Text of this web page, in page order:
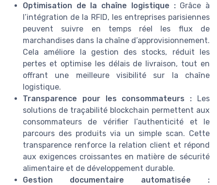
Optimisation de la chaîne logistique :Grâce à
l’intégration de la RFID, les entreprises parisiennes
peuvent suivre en temps réel les flux de
marchandises dans la chaîne d’approvisionnement.
Cela améliore la gestion des stocks, réduit les
pertes et optimise les délais de livraison, tout en
offrant une meilleure visibilité sur la chaîne
logistique.
Transparence pour les consommateurs : Les
solutions de traçabilité blockchain permettent aux
consommateurs de vérifier l’authenticité et le
parcours des produits via un simple scan. Cette
transparence renforce la relation client et répond
aux exigences croissantes en matière de sécurité
alimentaire et de développement durable.
Gestion documentaire automatisée :